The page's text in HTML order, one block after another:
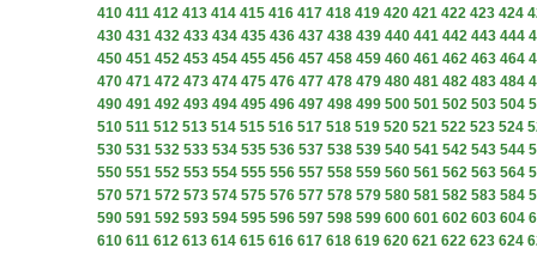
410 411 412 413 414 415 416 417 418 419 420 421 422 423 424
430 431 432 433 434 435 436 437 438 439 440 441 442 443 444
450 451 452 453 454 455 456 457 458 459 460 461 462 463 464
470 471 472 473 474 475 476 477 478 479 480 481 482 483 484
490 491 492 493 494 495 496 497 498 499 500 501 502 503 504
510 511 512 513 514 515 516 517 518 519 520 521 522 523 524
530 531 532 533 534 535 536 537 538 539 540 541 542 543 544
550 551 552 553 554 555 556 557 558 559 560 561 562 563 564
570 571 572 573 574 575 576 577 578 579 580 581 582 583 584
590 591 592 593 594 595 596 597 598 599 600 601 602 603 604
610 611 612 613 614 615 616 617 618 619 620 621 622 623 624